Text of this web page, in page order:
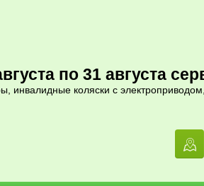
по 31 августа
инвалидные коляски с